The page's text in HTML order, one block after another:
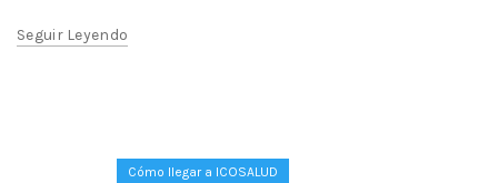
Seguir Leyendo
Cómo llegar a ICOSALUD